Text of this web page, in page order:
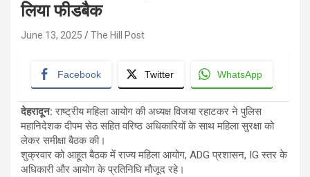
लिया फीडबैक
June 13, 2025 The Hill Post
Facebook Twitter WhatsApp
देहरादून: राष्ट्रीय महिला आयोग की अध्यक्ष विजया रहाटकर ने पुलिस
महानिदेशक दीपम सेठ सहित वरिष्ठ अधिकारियों के साथ महिला सुरक्षा को
लेकर समीक्षा बैठक की।
शुक्रवार को आहूत बैठक में राज्य महिला आयोग, ADG प्रशासन, IG स्तर के
अधिकारी और आयोग के प्रतिनिधि मौजूद रहे।